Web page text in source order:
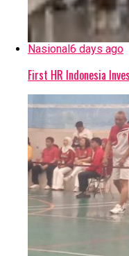
Nasional 6 days ago
First HR Indonesia